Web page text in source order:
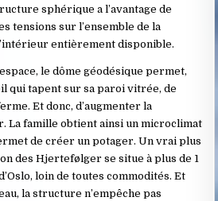
sphérique a l’avantage de
tensions sur l’ensemble de la
entièrement disponible.
le dôme géodésique permet,
qui tapent sur sa paroi vitrée, de
Et donc, d’augmenter la
La famille obtient ainsi un microclimat
de créer un potager. Un vrai plus
des Hjertefølger se situe à plus de 1
loin de toutes commodités. Et
la structure n’empêche pas